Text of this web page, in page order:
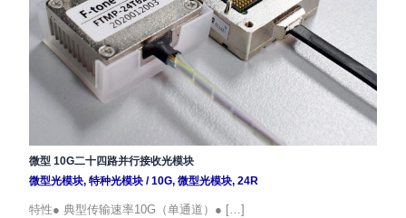
微型 10G二十四路并行接收光模块
微型光模块, 特种光模块/10G, 微型光模块, 24R
特性● 典型传输速率10G（单通道）● […]